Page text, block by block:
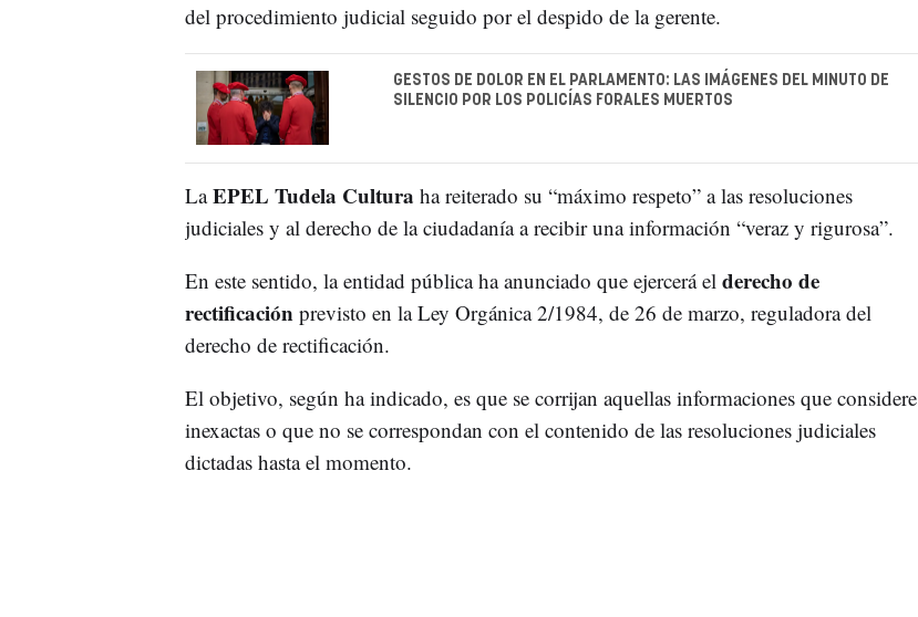
del procedimiento judicial seguido por el despido de la gerente.
GESTOS DE DOLOR EN EL PARLAMENTO: LAS IMÁGENES DEL MINUTO DE
SILENCIO POR LOS POLICÍAS FORALES MUERTOS
LaEPEL Tudela Cultura ha reiterado su “máximo respeto” a las resoluciones
judiciales y al derecho de la ciudadanía a recibir una información “veraz y rigurosa”.
En este sentido, la entidad pública ha anunciado que ejercerá el derecho de
rectificaciónprevisto en la Ley Orgánica 2/1984, de 26 de marzo, reguladora del
derecho de rectificación.
El objetivo, según ha indicado, es que se corrijan aquellas informaciones que considere
inexactas o que no se correspondan con el contenido de las resoluciones judiciales
dictadas hasta el momento.